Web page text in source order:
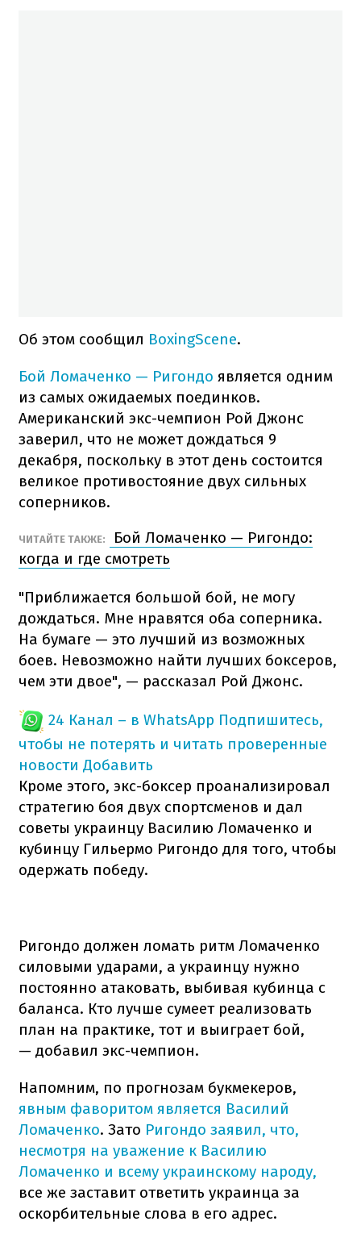
Об этом сообщил BoxingScene.
Бой Ломаченко — Ригондо является одним
из самых ожидаемых поединков.
Американский экс-чемпион Рой Джонс
заверил, что не может дождаться 9
декабря, поскольку в этот день состоится
великое противостояние двух сильных
соперников.
ЧИТАЙТЕ ТАКЖЕ:
Бой Ломаченко — Ригондо:
когда и где смотреть
"Приближается большой бой, не могу
дождаться. Мне нравятся оба соперника.
На бумаге — это лучший из возможных
боев. Невозможно найти лучших боксеров,
чем эти двое", — рассказал Рой Джонс.
24 Канал – в WhatsApp Подпишитесь,
чтобы не потерять и читать проверенные
новости Добавить
Кроме этого, экс-боксер проанализировал
стратегию боя двух спортсменов и дал
советы украинцу Василию Ломаченко и
кубинцу Гильермо Ригондо для того, чтобы
одержать победу.
Ригондо должен ломать ритм Ломаченко
силовыми ударами, а украинцу нужно
постоянно атаковать, выбивая кубинца с
баланса. Кто лучше сумеет реализовать
план на практике, тот и выиграет бой,
— добавил экс-чемпион.
Напомним, по прогнозам букмекеров,
явным фаворитом является Василий
Ломаченко. Зато Ригондо заявил, что,
несмотря на уважение к Василию
Ломаченко и всему украинскому народу,
все же заставит ответить украинца за
оскорбительные слова в его адрес.